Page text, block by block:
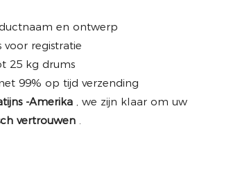
en ontwerp
voor registratie
25 kg drums
99% op tijd verzending
-Amerika
, we zijn klaar om uw
vertrouwen